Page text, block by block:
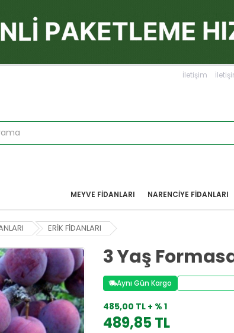
İletişim
NARENCIYE FIDANLARI
MEYVE FIDANLARI
ERİK FİDANLARI
3 Yaş
Aynı Gün Kargo
485,00 TL + % 1
489,85 TL